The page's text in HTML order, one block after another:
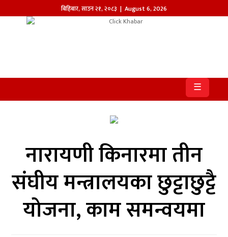
बिहिबार,साउन२१,२०८३ | August 6, 2026
पत्रिका
सम्पादकीय
राजनीति
☰
नारायणी किनारमा तीन
संघीय मन्त्रालयका छुट्टाछुट्टै
योजना, काम समन्वयमा